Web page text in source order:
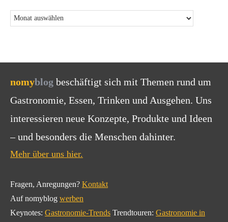
nomyblog beschäftigt sich mit Themen rund um
Gastronomie, Essen, Trinken und Ausgehen. Uns
interessieren neue Konzepte, Produkte und Ideen
– und besonders die Menschen dahinter.
Mehr über uns hier.
Fragen, Anregungen? Kontakt
Auf nomyblog werben
Keynotes: Gastronomie-Trends Trendtouren: Gastronomie in